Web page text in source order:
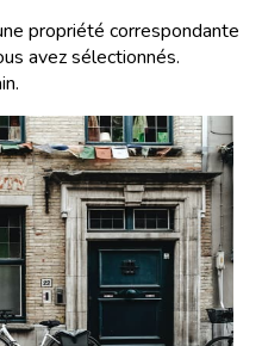
propriété correspondante
avez sélectionnés.